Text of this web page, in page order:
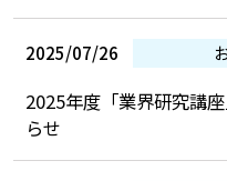
2025/07/26
2025年度「業界研究講
らせ